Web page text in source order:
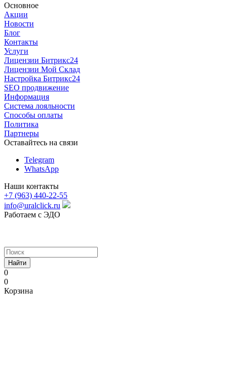
Основное
Акции
Новости
Блог
Контакты
Услуги
Лицензии Битрикс24
Лицензии Мой Склад
Настройка Битрикс24
SEO продвижение
Информация
Система лояльности
Способы оплаты
Политика
Партнеры
Оставайтесь на связи
Telegram
WhatsApp
Наши контакты
+7 (963) 440-22-55
info@uralclick.ru
Работаем с ЭДО
Найти
0
0
Корзина